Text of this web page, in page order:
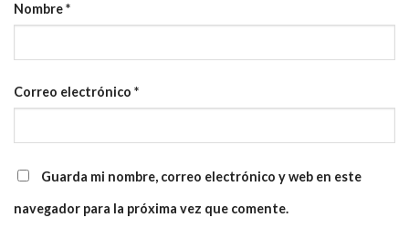
Nombre*
Correo electrónico *
Guarda mi nombre, correo electrónico y web en este
navegador para la próxima vez que comente.